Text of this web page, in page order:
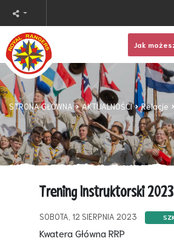
Jak
Relacje
AKTUALNOŚCI
STRONA GŁÓWNA
Trening Instruktorski 2023
SOBOTA, 12 SIERPNIA 2023
Kwatera Główna RRP